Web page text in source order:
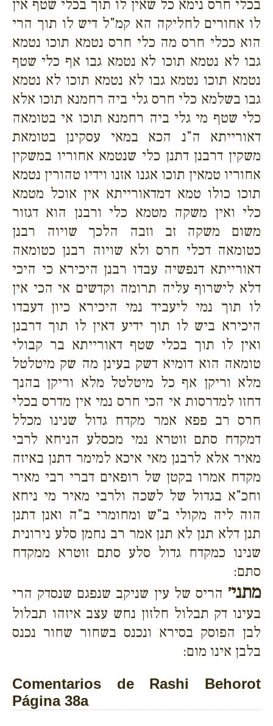
בכלי חרס נימא כל שאין לו תוך בכלי שטף אין
לו אחורים לחליקה הא קמ"ל דיש לו תוך הרי
הוא ככלי חרס מה כלי חרס נטמא תוכו נטמא
גבו לא נטמא תוכו לא נטמא גבו אף כלי שטף
נטמא תוכו נטמא גבו לא נטמא תוכו לא נטמא
גבו בשלמא כלי חרס גלי ביה רחמנא תוכו אלא
כלי שטף מי גלי ביה רחמנא תוכו אי בטומאה
דאורייתא ה"נ הכא במאי עסקינן בטומאת
משקין דרבנן דתנן כלי שנטמא אחוריו במשקין
אחוריו טמאין תוכו אגנו אזנו וידיו טהורין נטמא
תוכו כולו טמא דמדאורייתא אין אוכל מטמא
כלי ואין משקה מטמא כלי ורבנן הוא דגזור
משום משקה זב וזבה הלכך שויוה רבנן
כטומאה דכלי חרס ולא שויוה רבנן כטומאה
דאורייתא דנפשיה עבדו רבנן היכירא כי היכי
דלא לישרוף עליה תרומה וקדשים אי הכי אין
לו תוך נמי ליעביד נמי היכירא כיון דעבדו
היכירא ביש לו תוך ידיע דאין לו תוך דרבנן
ואין לו תוך בכלי שטף דאורייתא בר קבולי
טומאה הוא דומיא דשק בעינן מה שק מיטלטל
מלא וריקן אף כל מיטלטל מלא וריקן בהנך
דחזו למדרסות אי הכי חרס נמי אין מדרס בכלי
חרס רב פפא אמר מקדח גדול שנינו מכלל
דמקדח סתם זוטרא נמי מכסלע הניחא לרבי
מאיר אלא לרבנן מאי איכא למימר דתנן באיזה
מקדח אמרו בקטן של רופאים דברי רבי מאיר
וחכ"א בגדול של לשכה ולרבי מאיר מי ניחא
הוה ליה מקולי ב"ש ומחומרי ב"ה ואנן דתנן
תנן דלא תנן לא תנן אמר רב נחמן סלע נירונית
שנינו כמקדח גדול סלע סתם זוטרא ממקדח
סתם:
מתני׳ הריס של עין שניקב שנפגם שנסדק הרי
בעינו דק תבלול חלזון נחש עצב איזהו תבלול
לבן הפוסק בסירא ונכנס בשחור שחור נכנס
בלבן אינו מום:
Comentarios de Rashi Behorot
Página 38a